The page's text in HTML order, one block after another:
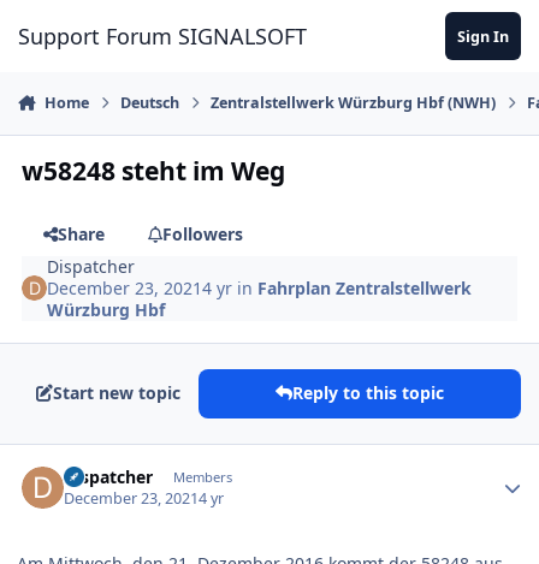
Support Forum SIGNALSOFT Sign In
Home Deutsch Zentralstellwerk Würzburg Hbf (NWH)
w58248 steht im Weg
Share
Followers
Dispatcher
December 23, 20214 yr in Fahrplan Zentralstellwerk
Würzburg Hbf
Start new topic Reply to this topic
Dispatcher Members
December 23, 20214 yr